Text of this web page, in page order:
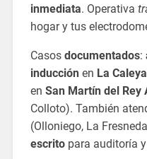
inmediata. Operativa
hogar y tus
Casos documentados:
inducciónen La Caleya
en San Martín del Rey
Colloto). También
(Olloniego, La
escritopara auditoría